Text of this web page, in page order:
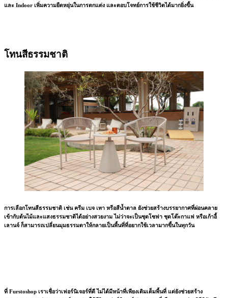
และ Indoor เพิ่มความยืดหยุ่นในการตกแต่ง และตอบโจทย์การใช้ชีวิตได้มากยิ่งขึ้น
โทนสีธรรมชาติ
การเลือกโทนสีธรรมชาติ เช่น ครีม เบจ เทา หรือสีน้ำตาล ยังช่วยสร้างบรรยากาศที่ผ่อนคลาย
เข้ากับต้นไม้และแสงธรรมชาติได้อย่างสวยงาม ไม่ว่าจะเป็นชุดโซฟา ชุดโต๊ะกาแฟ หรือเก้าอี้
เลานจ์ ก็สามารถเปลี่ยนมุมธรรมดาให้กลายเป็นพื้นที่ที่อยากใช้เวลามากขึ้นในทุกวัน
ที่ Furstoshop เราเชื่อว่าเฟอร์นิเจอร์ที่ดี ไม่ได้มีหน้าที่เพียงเติมเต็มพื้นที่ แต่ยังช่วยสร้าง